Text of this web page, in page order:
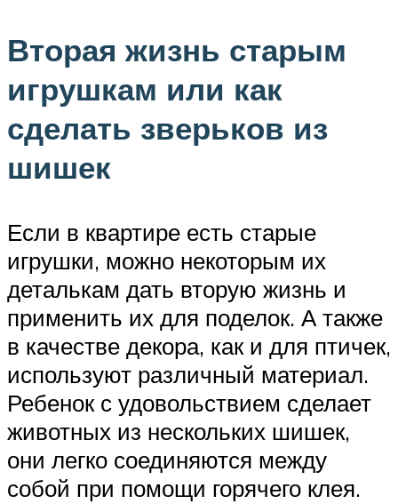
Вторая жизнь старым
игрушкам или как
сделать зверьков из
шишек
Если в квартире есть старые
игрушки, можно некоторым их
деталькам дать вторую жизнь и
применить их для поделок. А также
в качестве декора, как и для птичек,
используют различный материал.
Ребенок с удовольствием сделает
животных из нескольких шишек,
они легко соединяются между
собой при помощи горячего клея.